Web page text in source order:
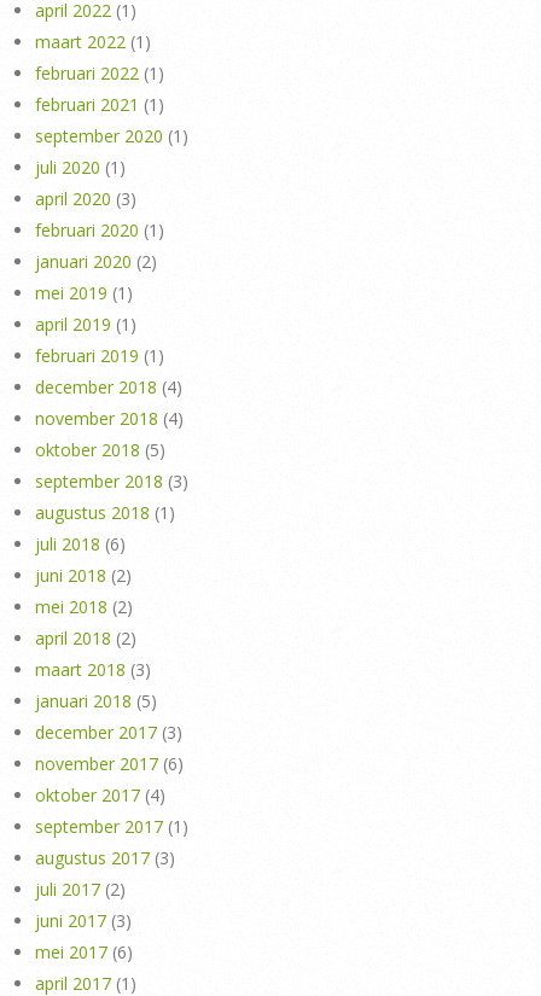
april 2022 (1)
maart 2022 (1)
februari 2022 (1)
februari 2021 (1)
september 2020 (1)
juli 2020 (1)
april 2020 (3)
februari 2020 (1)
januari 2020 (2)
mei 2019 (1)
april 2019 (1)
februari 2019 (1)
december 2018 (4)
november 2018 (4)
oktober 2018 (5)
september 2018 (3)
augustus 2018 (1)
juli 2018 (6)
juni 2018 (2)
mei 2018 (2)
april 2018 (2)
maart 2018 (3)
januari 2018 (5)
december 2017 (3)
november 2017 (6)
oktober 2017 (4)
september 2017 (1)
augustus 2017 (3)
juli 2017 (2)
juni 2017 (3)
mei 2017 (6)
april 2017 (1)